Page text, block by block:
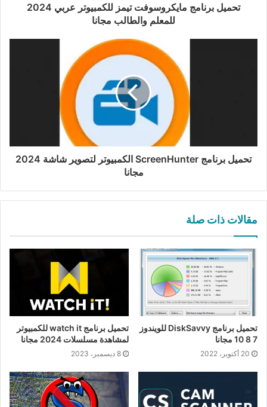
تحميل برنامج مايكروسوفت تيمز للكمبيوتر عربي 2024
للمعلم والطالب مجانا
تحميل برنامج ScreenHunter الكمبيوتر لتصوير شاشة 2024
مجانا
مقالات ذات صلة
تحميل برنامج DiskSavvy للويندوز
7 8 10 مجانا
20 أكتوبر، 2022
تحميل برنامج watch it للكمبيوتر
لمشاهدة مسلسلات 2024 مجانا
8 ديسمبر، 2023